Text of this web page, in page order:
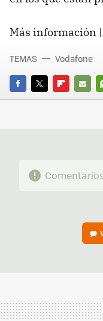
Más información |
FACEBOOK
TWITTERFLIPBOARD
E-
TEMAS Vodafone